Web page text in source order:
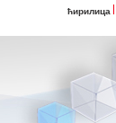
ћирилица